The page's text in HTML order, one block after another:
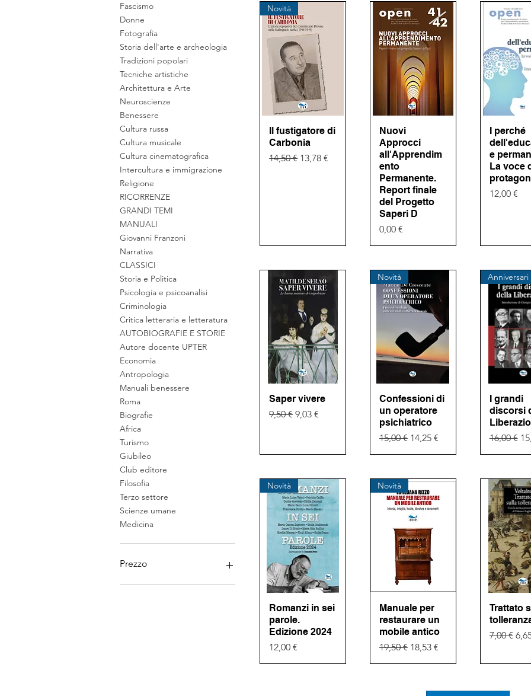
Fascismo
Donne
Fotografia
Storia dell'arte e archeologia
Tradizioni popolari
Tecniche artistiche
Architettura e Arte
Neuroscienze
Benessere
Cultura russa
Cultura musicale
Cultura cinematografica
Intercultura e immigrazione
Religione
RICORRENZE
GRANDI TEMI
MANUALI
Giovanni Franzoni
Narrativa
CLASSICI
Storia e Politica
Psicologia e psicoanalisi
Criminologia
Critica letteraria e letteratura
AUTOBIOGRAFIE E STORIE
Autore docente UPTER
Economia
Antropologia
Manuali benessere
Roma
Biografie
Africa
Turismo
Giubileo
Club editore
Filosofia
Terzo settore
Scienze umane
Medicina
Prezzo
Vista rapida
Novità
Il fustigatore di
Carbonia
Prezzo regolare
14,50 € Prezzo scontato
13,78 €
Vista rapida
Nuovi
Approcci
all'Apprendim
ento
Permanente.
Report finale
del Progetto
Saperi D
Prezzo
0,00 €
Vista
I perché
e
La voce
Prezzo
12,00 €
Vista rapida
Saper vivere
Prezzo regolare
9,50 € Prezzo scontato
9,03 €
Vista rapida
Novità
Confessioni di
un operatore
psichiatrico
Prezzo regolare
15,00 € Prezzo scontato
14,25 €
Vista
Anniversari
I grandi
discorsi
Prezzo
16,00 €
Vista rapida
Novità
Romanzi in sei
parole.
Edizione 2024
Prezzo
12,00 €
Vista rapida
Novità
Manuale per
restaurare un
mobile antico
Prezzo regolare
19,50 € Prezzo scontato
18,53 €
Vista
Trattato
Prezzo
7,00 €